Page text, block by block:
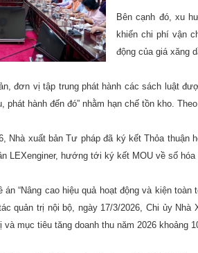
Bên cạnh đó, xu
khiến chi phí vận
động của giá xăng
đơn vị tập trung phát hành các sách luật
phát hành đến đó” nhằm hạn chế tồn kho.
Nhà xuất bản Tư pháp đã ký kết Thỏa
LEXenginer, hướng tới ký kết MOU về số
“Nâng cao hiệu quả hoạt động và kiện
quản trị nội bộ, ngày 17/3/2026, Chi ủy
và mục tiêu tăng doanh thu năm 2026 khoảng